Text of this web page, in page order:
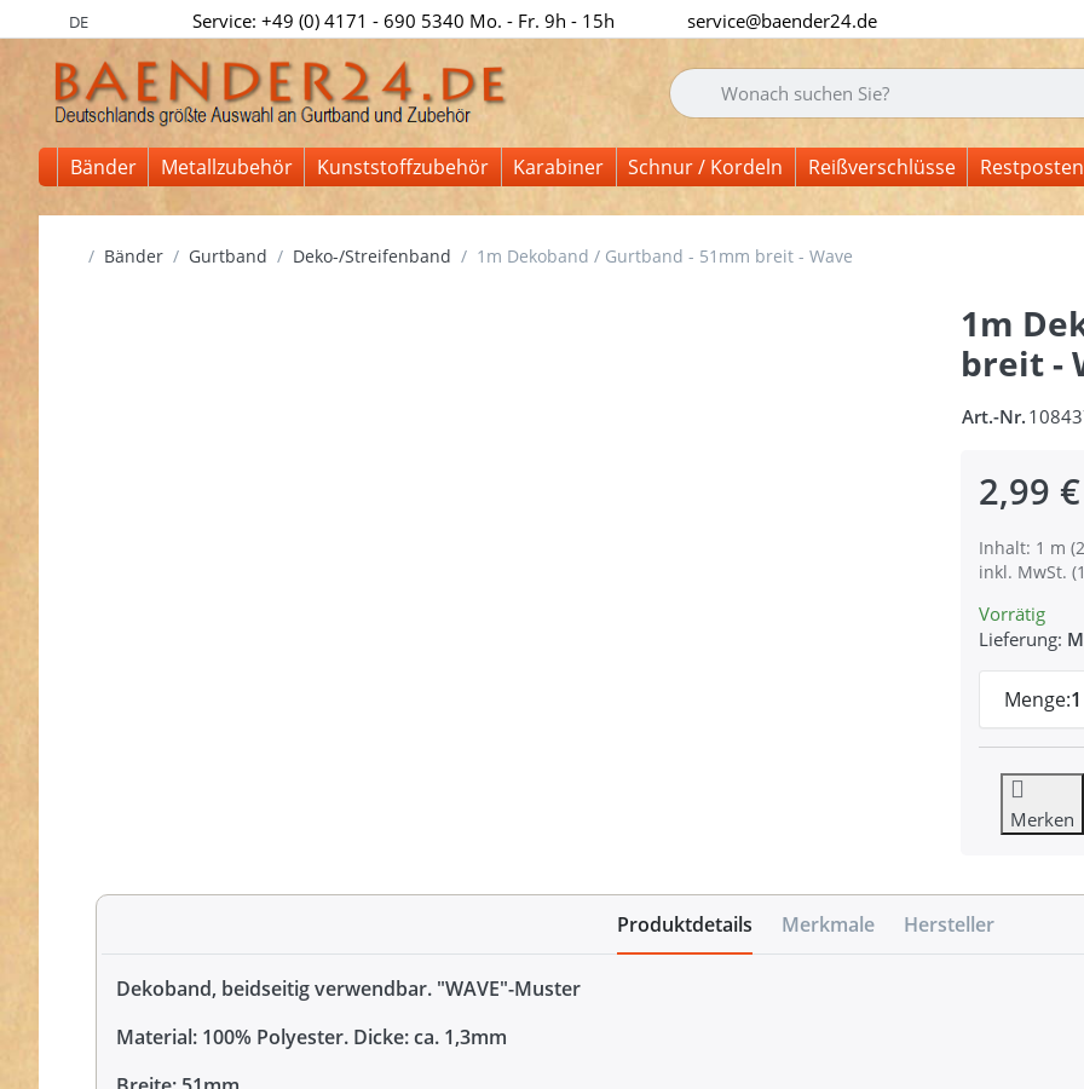
DE Service: +49 (0) 4171 - 690 5340 Mo. - Fr. 9h - 15h service@baender24.de
Geben Sie einen Suchbegriff ein. Während Sie
Bänder Metallzubehör Kunststoffzubehör Karabiner Schnur / Kordeln Reißverschlüsse Restposten
Startseite
Bänder Gurtband Deko-/Streifenband 1m Dekoband / Gurtband - 51mm breit - Wave
1m
breit -
Art.-Nr.
2,99 €
Inhalt: 1 m
inkl. MwSt.
Vorrätig
Lieferung:
Menge:1
Merken
Produktdetails Merkmale Hersteller
Dekoband, beidseitig verwendbar. "WAVE"-Muster
Material: 100% Polyester. Dicke: ca. 1,3mm